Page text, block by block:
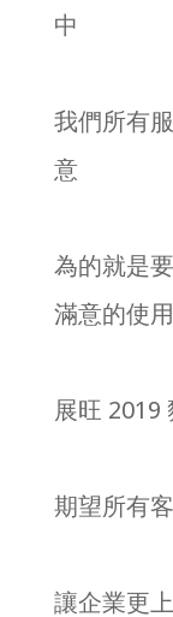
中
我們所有
意
為的就是
滿意的使
展旺 2019
期望所有
讓企業更